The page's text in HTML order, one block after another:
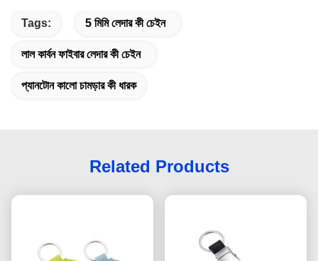
Tags: 5 মিমি লেদার কী চেইন
লাল কার্বন ফাইবার লেদার কী চেইন
প্যানটোন কালো চামড়ার কী ধারক
Related Products